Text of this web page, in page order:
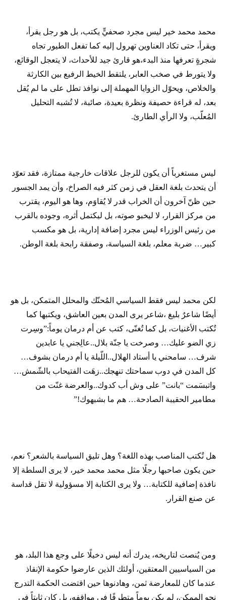
محمد محمد خير ليس مجرد صحفيٍّ يكتب، بل هو رجل يقرأ،
ويقرأ، حتى تكاد العناوين تهرول إليه كما تفعل الطيور تجاه
شجرةٍ تعرفها منذ البدء،هو قارئ جيد للأحداث، لا يتعجل الوقائع،
ولا يتورط في صخب العابر، يلتقط الخيط الرفيع بين الكارثة
والخلاص، ويحوّل الزوايا المهملة إلى نوافذ تطل على ما لم يُقل
بعد، له قراءة حصيفة ونظرة بعيدة، صائبة، لا تُشبه التحليل
المُعلّب، ولا الرأي الطارئ.
ليس مستغرباً أن يكون للرجل علاقات خارجية ممتازة، فقد تعوّد
أن يتحدث بلغة العقل في زمن كثر فيه الصراخ، وأن يمد الجسور
حين ظنّ آخرون أن الخراب قدر لا يُقاوَم، وها هو اليوم، يقترب
من مركز القرار، لا ليخبو صوته، بل ليكتمل أثره، وجوده بالقرب
من رئيس الوزراء ليس مجرد إضافة إدارية، بل هو مكسب
كبير… ضربة معلم، بلغة السياسة، وصفقة رابحة بلغة الوطن.
لكن محمد ليس فقط السياسي المُحنّك والمحلل المتمكن، بل هو
أيضًا شاعرٌ بليغ ،شاعر يرى المدن بعين العاشق، ويكتبها كما
تُكتب الأغنيات، بل كما تُغنّى، كتب عن أم درمان يوماً:”وسِرت
زي الضو عليك… وصرخت يا جنّة بلال..عالِجني يا عابدين
شرف… سامحني يا أستاد الهلال..اللّيلة يا أم درمان بشوف…
كل المدن في دوب سماحتك تنهجك..زهَت الفتيحاب بالشّمش…
واتبسَمت “بانت” على وش أب كدوك..والعرضة غنّت من
مطامير الحقيبة الصادحة… هم ما بشبهوك!”
هل تُكتب المناصب بهذه اللغة؟ وهل تليق السياسة بالشعر؟ نعم،
حين يكون صاحبها رجلًا مثل محمد محمد خير، لا يرى السلطة إلا
نافذة إضافية للكتابة… ولا يرى الكتابة إلا مسؤولية لا تقل قداسة
عن صنع القرار.
ومن يُنصت لتاريخه، يدرك أنه ليس دخيلًا على وجع هذا البلد، هو
من السياسيين المعتقين، أولئك الذين عارضوا حكومة الإنقاذ
عندما كان للمعارضة ثمن، وهادنوها حين اقتضت الحكمة التدرج
نحو الممكن، لم يكن يوماً متطرفًا في مواقفه، بل كان ثابتاً في